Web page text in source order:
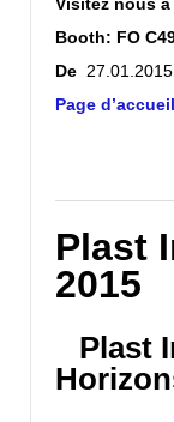
Booth: FO
De 27.01.2015
Page
Plast
2015
Plast